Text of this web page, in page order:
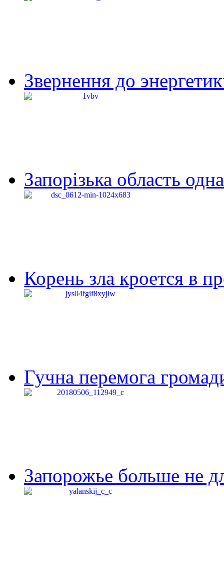
Звернення до
Запорізька область
Корень зла кроется в
Гучна перемога
Запорожье больше не